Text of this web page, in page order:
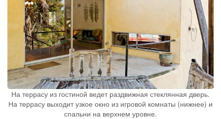
На террасу из гостиной ведет раздвижная стеклянная дверь.
На террасу выходит узкое окно из игровой комнаты (нижнее) и
спальни на верхнем уровне.